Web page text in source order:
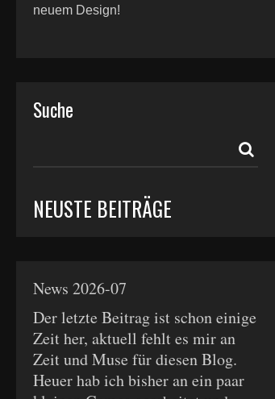
neuem Design!
Suche
NEUSTE BEITRÄGE
News 2026-07
Der letzte Beitrag ist schon einige
Zeit her, aktuell fehlt es mir an
Zeit und Muse für diesen Blog.
Heuer hab ich bisher an ein paar